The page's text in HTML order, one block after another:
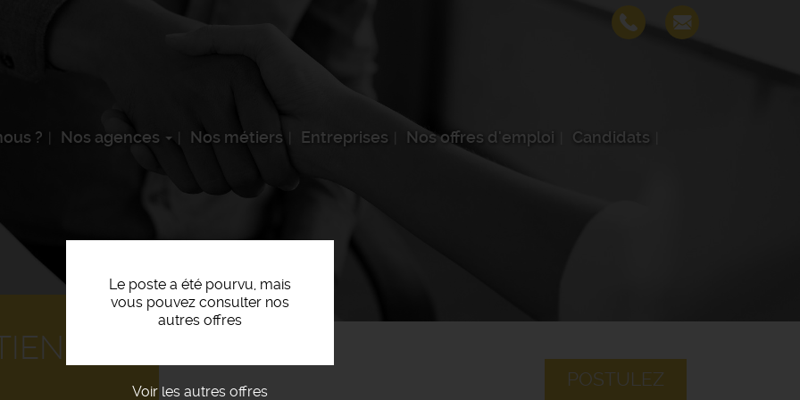
? Nos agences Nos métiers Entreprises Nos offres d'emploi Candidats
Le poste a été pourvu, mais
vous pouvez consulter nos
autres offres
Voir les autres offres
POSTULEZ
F/H